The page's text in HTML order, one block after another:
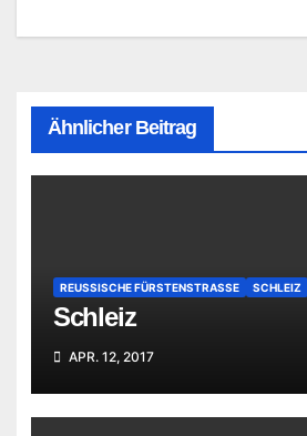
Ähnlicher Beitrag
REUSSISCHE FÜRSTENSTRASSE SCHLEIZ
Schleiz
APR. 12, 2017